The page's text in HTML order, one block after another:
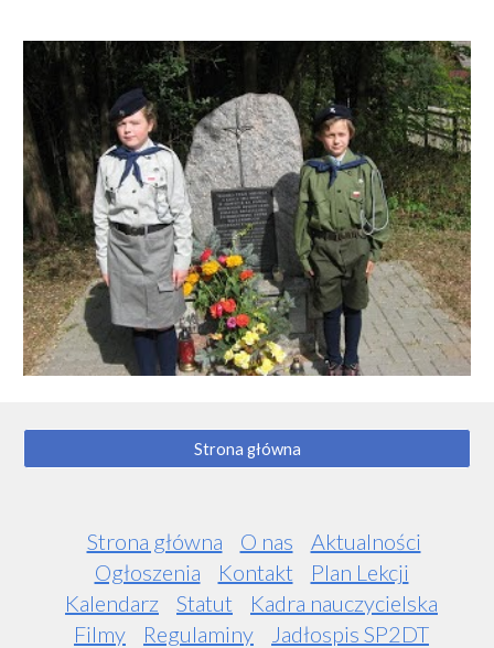
Strona główna
Strona główna O nas
Aktualności
Ogłoszenia
Kontakt
Plan Lekcji
Kalendarz
Statut
Kadra nauczycielska
Filmy
Regulaminy
Jadłospis SP2DT